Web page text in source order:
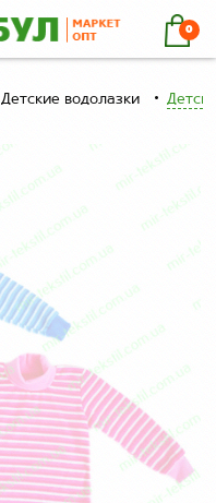
0
Детские водолазки